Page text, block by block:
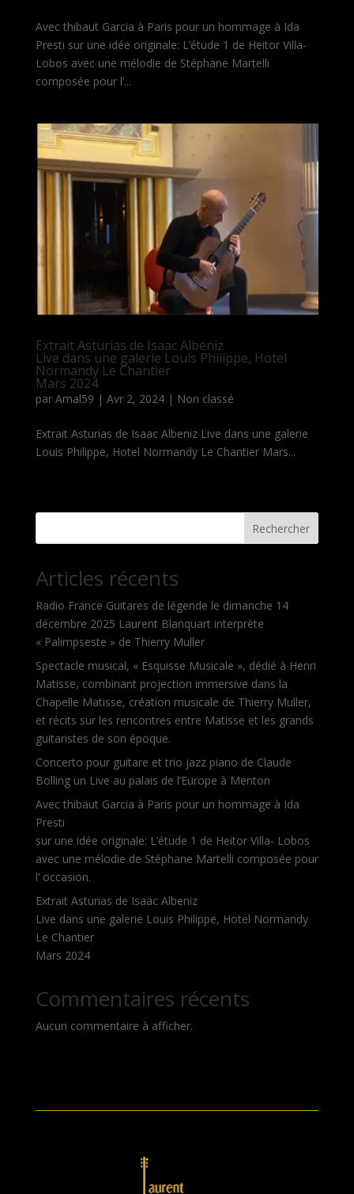
Avec thibaut Garcia à Paris pour un hommage à Ida
Presti sur une idée originale: L’étude 1 de Heitor Villa-
Lobos avec une mélodie de Stéphane Martelli
composée pour l’...
Extrait Asturias de Isaac Albeniz
Live dans une galerie Louis Philippe, Hotel
Normandy Le Chantier
Mars 2024
par Amal59 | Avr 2, 2024| Non classé
Extrait Asturias de Isaac Albeniz Live dans une galerie
Louis Philippe, Hotel Normandy Le Chantier Mars...
Rechercher
Articles récents
Radio France Guitares de légende le dimanche 14
décembre 2025 Laurent Blanquart interprète
« Palimpseste » de Thierry Muller
Spectacle musical, « Esquisse Musicale », dédié à Henri
Matisse, combinant projection immersive dans la
Chapelle Matisse, création musicale de Thierry Muller,
et récits sur les rencontres entre Matisse et les grands
guitaristes de son époque.
Concerto pour guitare et trio jazz piano de Claude
Bolling un Live au palais de l’Europe à Menton
Avec thibaut Garcia à Paris pour un hommage à Ida
Presti
sur une idée originale: L’étude 1 de Heitor Villa- Lobos
avec une mélodie de Stéphane Martelli composée pour
l’ occasion.
Extrait Asturias de Isaac Albeniz
Live dans une galerie Louis Philippe, Hotel Normandy
Le Chantier
Mars 2024
Commentaires récents
Aucun commentaire à afficher.